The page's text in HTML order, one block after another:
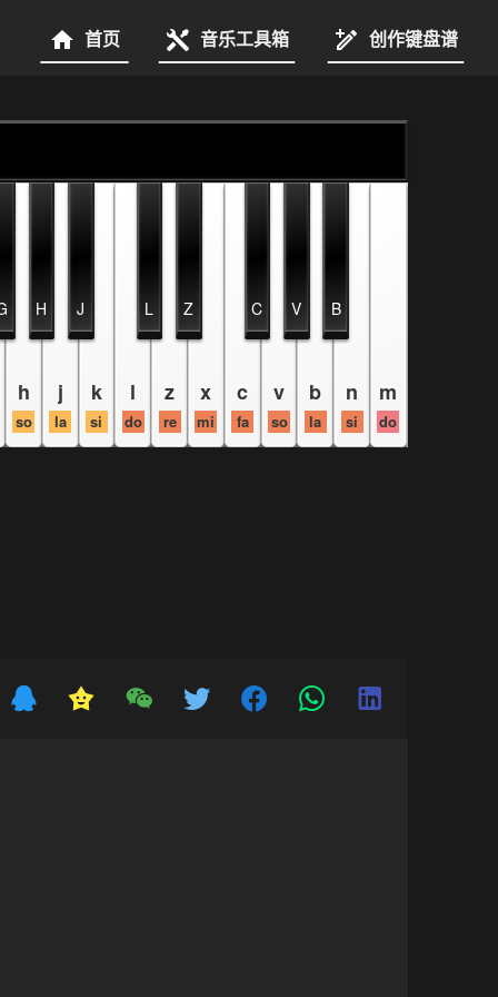
首页 音乐工具箱 创作键盘谱
h
so
j
la
k
si
l
do
z
re
x
mi
c
fa
v
so
b
la
n
si
m
do
H J L Z C V B